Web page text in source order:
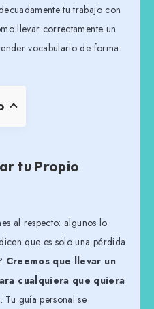
tu trabajo con
llevar correctamente un
vocabulario de forma
tu Propio
al respecto: algunos lo
que es solo una pérdida
Creemos que llevar un
cualquiera que quiera
. Tu guía personal se